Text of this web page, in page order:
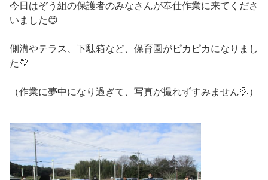
今日はぞう組の保護者のみなさんが奉仕作業に来てくださ
いました😊
側溝やテラス、下駄箱など、保育園がピカピカになりまし
た💛
（作業に夢中になり過ぎて、写真が撮れずすみません💦）